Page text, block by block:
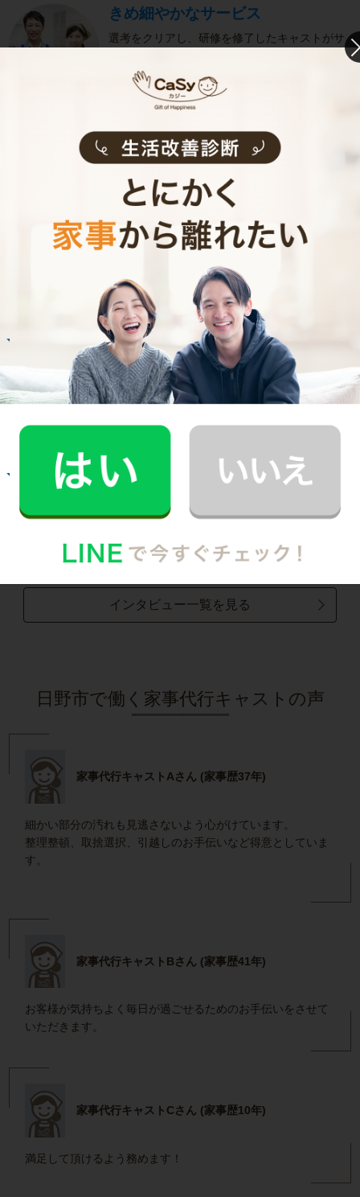
きめ細やかなサービス
選考をクリアし、研修を修了したキャストがサ
やかなサービスで、健やかな生活をサポートし
ます。
お掃除代行のサービス内容
お掃除代行のサービス料金
ご利用者インタビュー
Customer Interview
30代 共働き 子育て中
まるで実家の母親が家事を手伝いにきてくれた
安心感。
お掃除
R.H.さん
普段できない時間を過ごすことができ、休日が
記事全文を見る
インタビュー一覧を見る
日野市で働く家事代行キャストの声
家事代行キャストAさん (家事歴37年)
細かい部分の汚れも見逃さないよう心がけています。
整理整頓、取捨選択、引越しのお手伝いなど得意としていま
す。
家事代行キャストBさん (家事歴41年)
お客様が気持ちよく毎日が過ごせるためのお手伝いをさせて
いただきます。
家事代行キャストCさん (家事歴10年)
満足して頂けるよう務めます！